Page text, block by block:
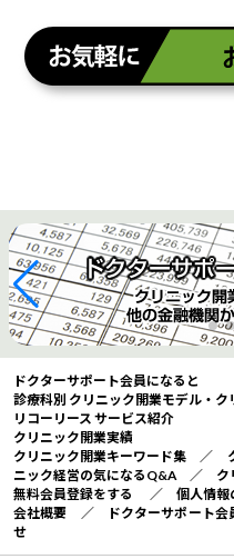
ドクターサポート会員になると
診療科別 クリニック開業モデル・
リコーリース サービス紹介
クリニック開業実績
クリニック開業キーワード集 ／
ニック経営の気になるQ&A／ ク
無料会員登録をする
／ 個人情報
会社概要 ／ ドクターサポート会
せ